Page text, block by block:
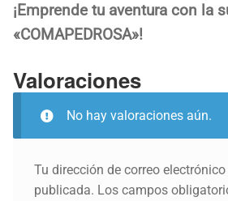
¡Emprende tu aventura con la
«COMAPEDROSA»!
Valoraciones
No hay valoraciones aún.
Tu dirección de correo electrónico
publicada. Los campos